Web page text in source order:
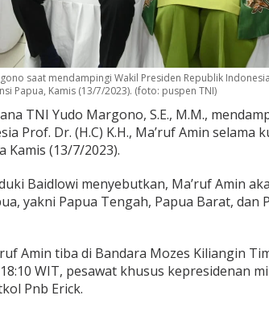
saat mendampingi Wakil Presiden Republik
Papua, Kamis (13/7/2023). (foto: puspen TNI)
TNI Yudo Margono, S.E., M.M.,
Prof. Dr. (H.C) K.H., Ma’ruf Amin selama
Kamis (13/7/2023).
Baidlowi menyebutkan, Ma’ruf Amin
yakni Papua Tengah, Papua Barat, dan
Amin tiba di Bandara Mozes Kiliangin
WIT, pesawat khusus kepresidenan
Pnb Erick.